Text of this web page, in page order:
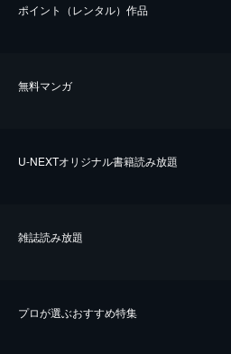
ポイント（レンタル）作品
無料マンガ
U-NEXTオリジナル書籍読み放題
雑誌読み放題
プロが選ぶおすすめ特集